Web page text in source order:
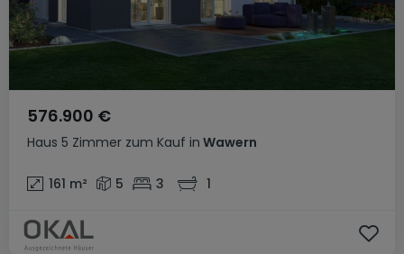
Haus 5 Zimmer zum Kauf in Wawern
576.900 €
161 m² 5 3 1